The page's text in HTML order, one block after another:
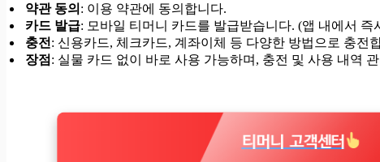
약관 동의 : 이용 약관에 동의합니다.
카드 발급: 모바일 티머니 카드를 발급받습니다. (앱 내에서 즉
충전 : 신용카드, 체크카드, 계좌이체 등 다양한 방법으로 충전
장점 : 실물 카드 없이 바로 사용 가능하며, 충전 및 사용 내역
티머니 고객센터